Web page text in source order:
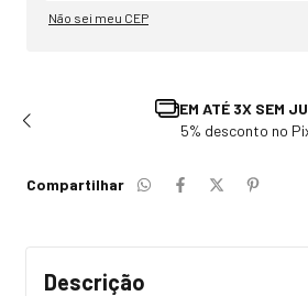
Não sei meu CEP
TROCA E
Solicite em até 7 dias após
Compartilhar
Descrição